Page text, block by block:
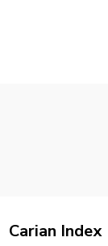
Carian Index